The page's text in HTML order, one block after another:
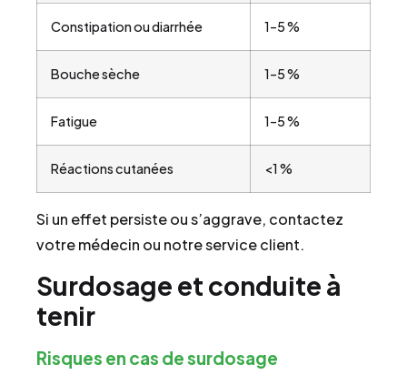
Constipation ou diarrhée 1–5 %
Bouche sèche 1–5 %
Fatigue 1–5 %
Réactions cutanées <1 %
Si un effet persiste ou s’aggrave, contactez
votre médecin ou notre service client.
Surdosage et conduite à
tenir
Risques en cas de surdosage